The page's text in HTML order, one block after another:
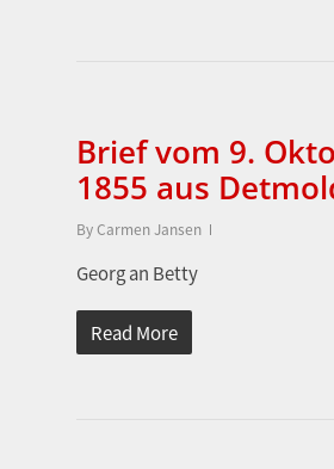
Brief vom 9.
1855 aus
ByCarmen Jansen
Georg an Betty
Read More